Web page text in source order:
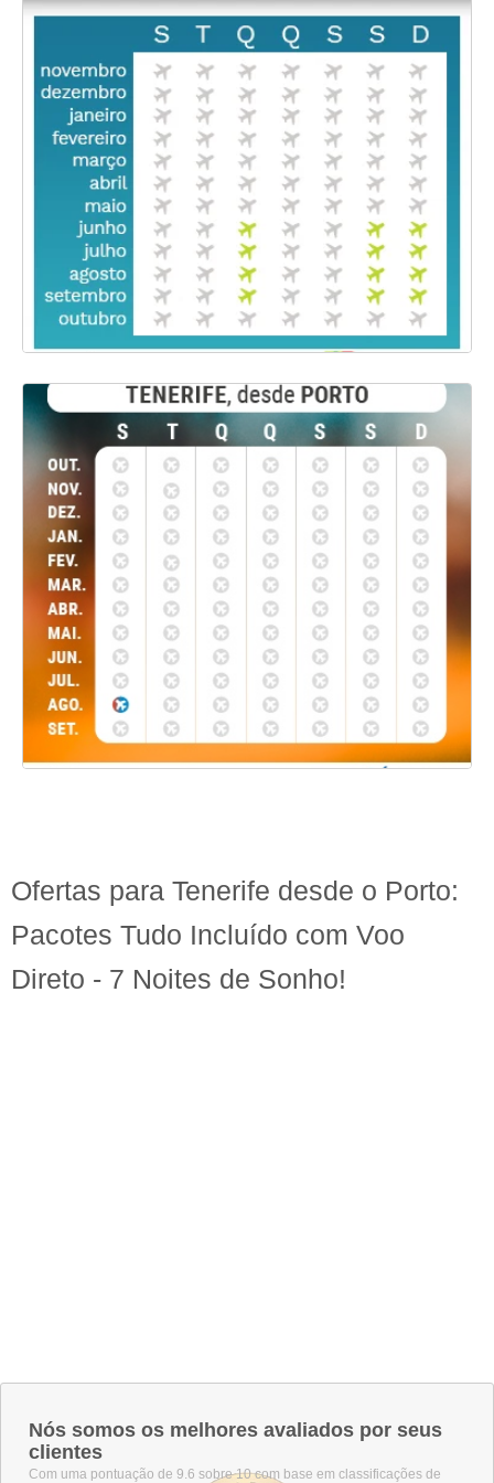
Ofertas para Tenerife desde o Porto:
Pacotes Tudo Incluído com Voo
Direto - 7 Noites de Sonho!
Nós somos os melhores avaliados por seus
clientes
Com uma pontuação de 9.6 sobre 10 com base em classificações de